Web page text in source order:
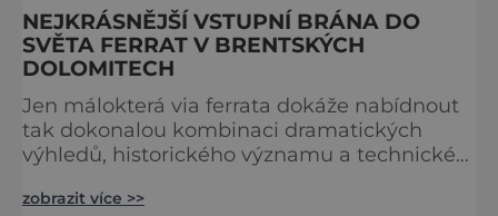
NEJKRÁSNĚJŠÍ VSTUPNÍ BRÁNA DO
SVĚTA FERRAT V BRENTSKÝCH
DOLOMITECH
Jen málokterá via ferrata dokáže nabídnout
tak dokonalou kombinaci dramatických
výhledů, historického významu a technické
Brentských Dolomit představuje vstupní
zobrazit více >>